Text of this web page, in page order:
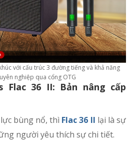
với cấu trúc 3 đường tiếng và khả năng
nghiệp qua cổng OTG
Flac 36 II: Bản nâng cấp
bùng nổ, thì Flac 36 II lại là sự
người yêu thích sự chi tiết.